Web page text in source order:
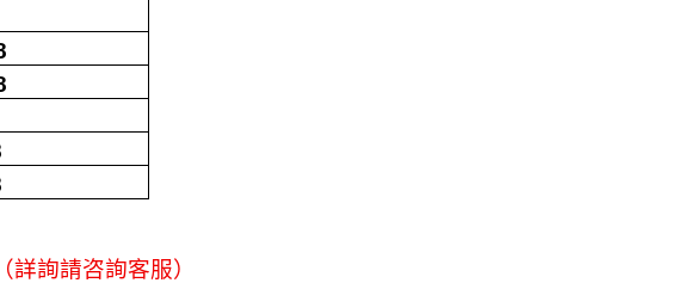
（詳詢請咨詢客服）